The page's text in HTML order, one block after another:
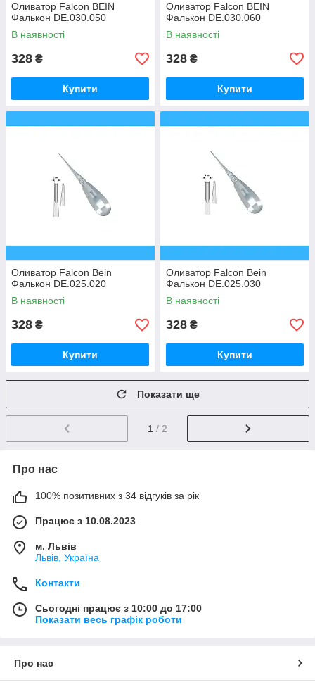
Оливатор Falcon BEIN
Фалькон DE.030.050
В наявності
328 ₴
Купити
Оливатор Falcon BEIN
Фалькон DE.030.060
В наявності
328 ₴
Купити
Оливатор Falcon Bein
Фалькон DE.025.020
В наявності
328 ₴
Купити
Оливатор Falcon Bein
Фалькон DE.025.030
В наявності
328 ₴
Купити
Показати ще
1 / 2
Про нас
100% позитивних з 34 відгуків за рік
Працює з 10.08.2023
м. Львів
Львів, Україна
Контакти
Сьогодні працює з 10:00 до 17:00
Показати весь графік роботи
Про нас